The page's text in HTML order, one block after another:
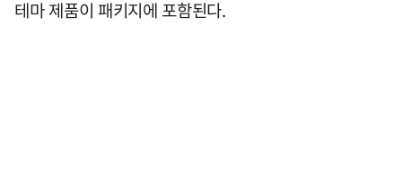
테마 제품이 패키지에 포함된다.